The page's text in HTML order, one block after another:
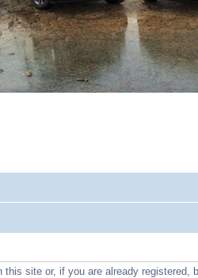
site or, if you are already registered,